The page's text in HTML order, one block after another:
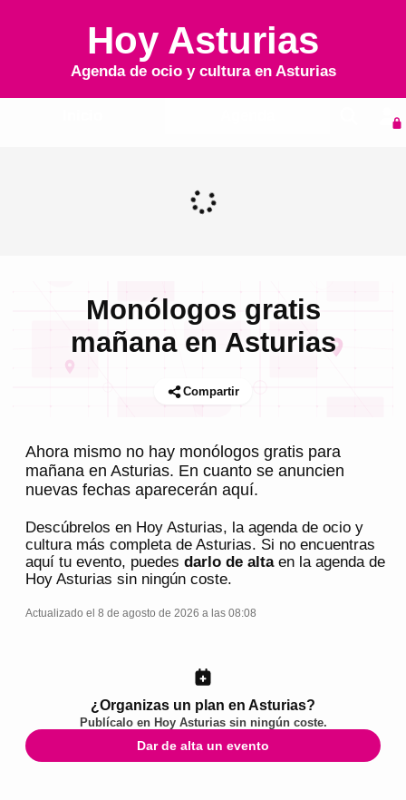
Hoy Asturias
Agenda de ocio y cultura en Asturias
Monólogos gratis
mañana en Asturias
Compartir
Ahora mismo no hay monólogos gratis para
mañana en Asturias. En cuanto se anuncien
nuevas fechas aparecerán aquí.
Descúbrelos en Hoy Asturias, la agenda de ocio y
cultura más completa de Asturias. Si no encuentras
aquí tu evento, puedes darlo de altaen la agenda de
Hoy Asturias sin ningún coste.
Actualizado el 8 de agosto de 2026 a las 08:08
¿Organizas un plan en Asturias?
Publícalo en Hoy Asturiassin ningún coste.
Dar de alta un evento